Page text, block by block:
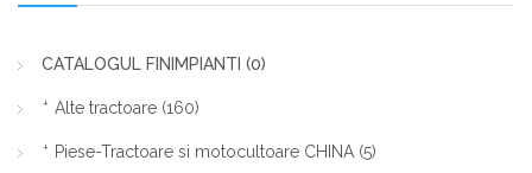
CATALOGUL FINIMPIANTI (0)
Alte tractoare (160)
Piese-Tractoare si motocultoare CHINA (5)